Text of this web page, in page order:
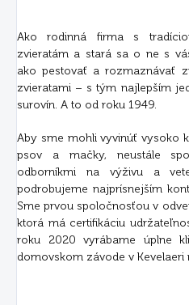
Ako rodinná firma s
zvieratám a stará sa o ne s
ako pestovať a rozmaznávať
zvieratami – s tým najlepším
surovín. A to od roku 1949.
Aby sme mohli vyvinúť vysoko
psov a mačky, neustále
odborníkmi na výživu a
podrobujeme najprísnejším
Sme prvou spoločnosťou v
ktorá má certifikáciu
roku 2020 vyrábame úplne
domovskom závode v Kevelaeri